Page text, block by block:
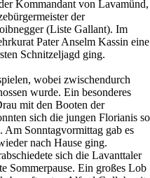
Kommandant von Lavamünd,
der
(Liste Gallant). Im
Pater Anselm Kassin eine
Schnitzeljagd ging.
wobei zwischendurch
wurde. Ein besonderes
mit den Booten der
sich die jungen Florianis so
Am Sonntagvormittag gab es
nach Hause ging.
sich die Lavanttaler
Sommerpause. Ein großes Lob